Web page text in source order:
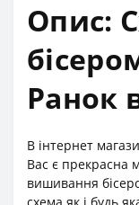
Опис:
Ранок
В інтернет
Вас є прекрасна
вишивання